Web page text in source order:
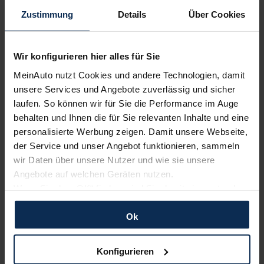
Zustimmung Details Über Cookies
Wir konfigurieren hier alles für Sie
MeinAuto nutzt Cookies und andere Technologien, damit
unsere Services und Angebote zuverlässig und sicher
laufen. So können wir für Sie die Performance im Auge
behalten und Ihnen die für Sie relevanten Inhalte und eine
personalisierte Werbung zeigen. Damit unsere Webseite,
der Service und unser Angebot funktionieren, sammeln
wir Daten über unsere Nutzer und wie sie unsere
Angebote auf welchen Geräten nutzen.
und erlauben uns Cookies für unseren Service zu
verwenden und diese Daten an Dritte weiterzugeben,
etwa an unsere Marketingpartner. Falls Sie dem nicht
wesentlichen Cookies. Leider können wir unsere Inhalte
Ok
Konfigurieren
Konfigurieren, bestellen und losfahren
Es hat ohne Zweifel Vorteile, wenn Sie Ihren Neuwagen
bei einem deutschen
Sprachliche Hindernisse und nervenaufreibende
Bürokratie wie beim BMW X1 EU-Import bleiben Ihnen
erspart. Auf MeinAuto.de finden Sie unverbindlich Ihr
Traumauto. Einfach konfigurieren, nachdenken und die
Angebote miteinander vergleichen. Desweiteren haben
Sie die möglich von unseren günstigen
Finanzierungen
und
Leasingangeboten zu profitieren.
Weiterführende Informationen
BMW Garantie
BMW Tageszulassung
BMW Reimporte
BMW Konfigurator
BMW Dienstwagen
BMW xDrive
BMW Umweltprämie
BMW Euro 6d-TEMP Modelle